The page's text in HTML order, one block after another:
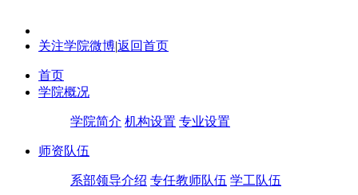
关注学院微博|返回首页
首页
学院概况
学院简介 机构设置 专业设置
师资队伍
系部领导介绍 专任教师队伍 学工队伍